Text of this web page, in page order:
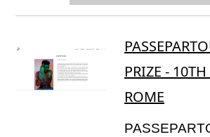
PRIZE -
ROME